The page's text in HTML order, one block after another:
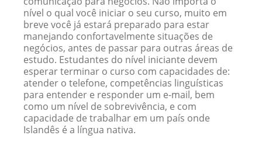
nível o qual você iniciar o seu curso, muito em
breve você já estará preparado para estar
manejando confortavelmente situações de
negócios, antes de passar para outras áreas de
estudo. Estudantes do nível iniciante devem
esperar terminar o curso com capacidades de:
atender o telefone, competências linguísticas
para entender e responder um e-mail, bem
como um nível de sobrevivência, e com
capacidade de trabalhar em um país onde
Islandês é a língua nativa.